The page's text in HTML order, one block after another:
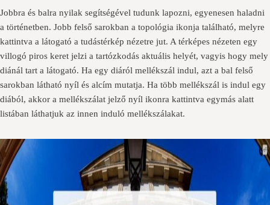
Jobbra és balra nyilak segítségével tudunk lapozni, egyenesen haladni
a történetben. Jobb felső sarokban a topológia ikonja található, melyre
kattintva a látogató a tudástérkép nézetre jut. A térképes nézeten egy
villogó piros keret jelzi a tartózkodás aktuális helyét, vagyis hogy mely
diánál tart a látogató. Ha egy diáról mellékszál indul, azt a bal felső
sarokban látható nyíl és alcím mutatja. Ha több mellékszál is indul egy
diából, akkor a mellékszálat jelző nyíl ikonra kattintva egymás alatt
listában láthatjuk az innen induló mellékszálakat.